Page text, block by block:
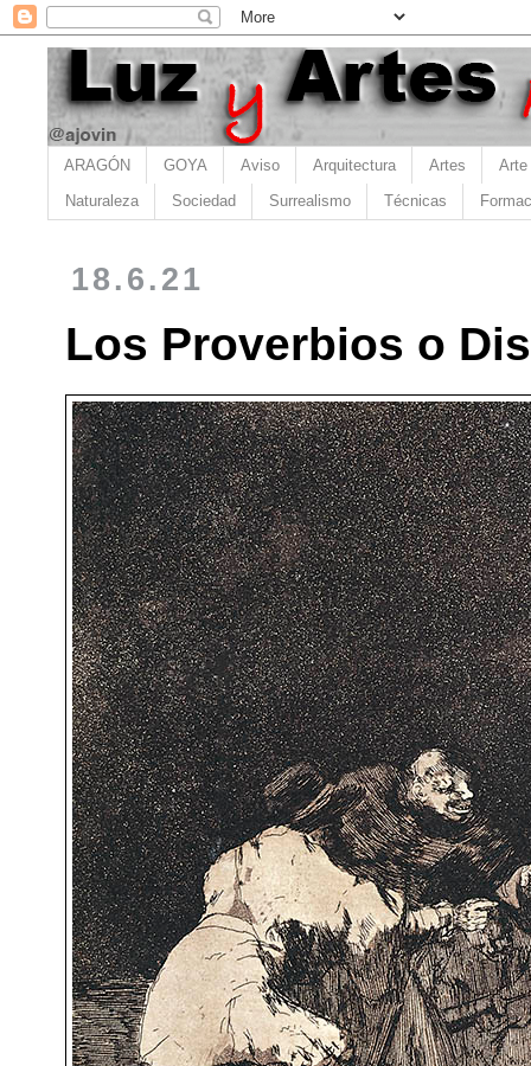
ARAGÓN GOYA Aviso Arquitectura Artes Arte
Naturaleza Sociedad Surrealismo Técnicas
18.6.21
Los Proverbios o